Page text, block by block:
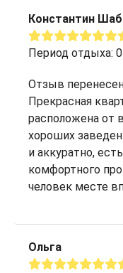
Константин
Период отдыха:
Отзыв
Прекрасная
расположена от
хороших
и аккуратно,
комфортного
человек месте
Ольга